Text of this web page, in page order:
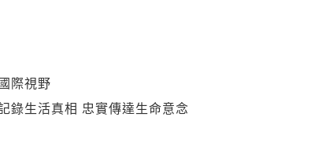
際視野
錄生活真相 忠實傳達生命意念